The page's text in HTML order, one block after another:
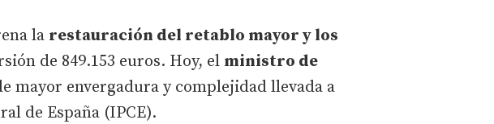
la restauración del retablo mayor y los
de 849.153 euros. Hoy, el ministro de
mayor envergadura y complejidad llevada a
de España (IPCE).